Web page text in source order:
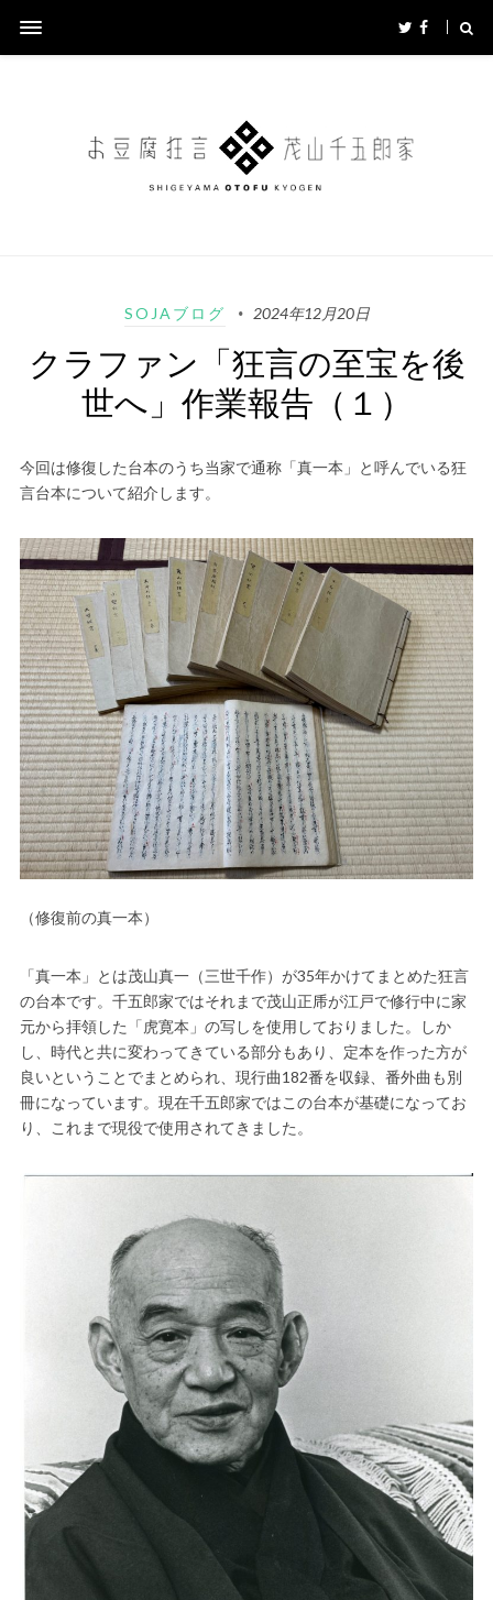
SOJAブログ 2024年12月20日
クラファン「狂言の至宝を後
世へ」作業報告（１）
今回は修復した台本のうち当家で通称「真一本」と呼んでいる狂
言台本について紹介します。
（修復前の真一本）
「真一本」とは茂山真一（三世千作）が35年かけてまとめた狂言
の台本です。千五郎家ではそれまで茂山正乕が江戸で修行中に家
元から拝領した「虎寛本」の写しを使用しておりました。しか
し、時代と共に変わってきている部分もあり、定本を作った方が
良いということでまとめられ、現行曲182番を収録、番外曲も別
冊になっています。現在千五郎家ではこの台本が基礎になってお
り、これまで現役で使用されてきました。